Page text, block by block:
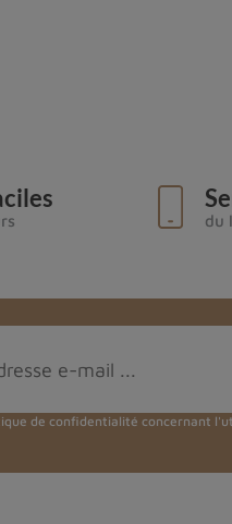
vous encouragent à
du
de confidentialité concernant